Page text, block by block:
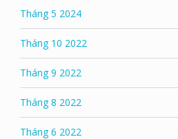
Tháng 5 2024
Tháng 10 2022
Tháng 9 2022
Tháng 8 2022
Tháng 6 2022